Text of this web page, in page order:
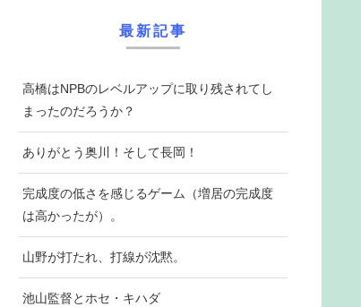
最新記事
高橋はNPBのレベルアップに取り残されてし
まったのだろうか？
ありがとう奥川！そして長岡！
完成度の低さを感じるゲーム（増居の完成度
は高かったが）。
山野が打たれ、打線が沈黙。
池山監督とホセ・キハダ